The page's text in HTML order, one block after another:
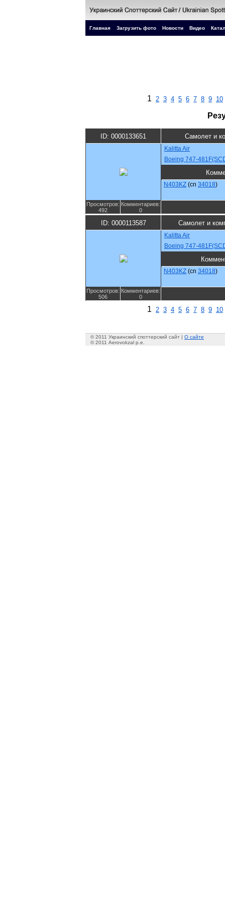
Главная Загрузить фото Новости Видео
1 2 3 4 5 6 7 8 9 10
ID: 0000133651 Самолет и
Kalitta Air
Boeing 747-
N403KZ (cn 34018)
Просмотров:
492
Комментариев:
0
ID: 0000113587 Самолет и
Kalitta Air
Boeing 747-
N403KZ (cn 34018)
Просмотров:
506
Комментариев:
0
1 2 3 4 5 6 7 8 9 10
© 2011 Украинский споттерский сайт | О сайте
© 2011 Aerovokzal p.e.